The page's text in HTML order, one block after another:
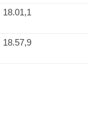
18.01,1
18.57,9